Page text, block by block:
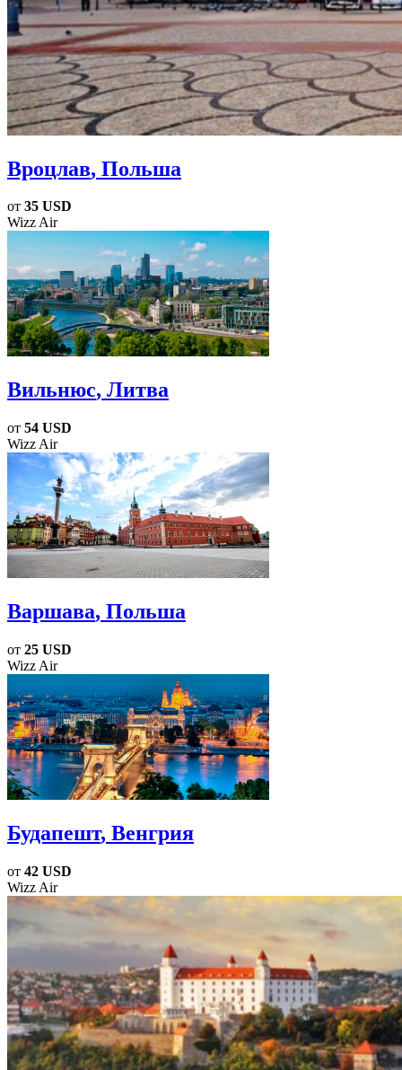
Вроцлав, Польша
от 35 USD
Wizz Air
Вильнюс, Литва
от 54 USD
Wizz Air
Варшава, Польша
от 25 USD
Wizz Air
Будапешт, Венгрия
от 42 USD
Wizz Air